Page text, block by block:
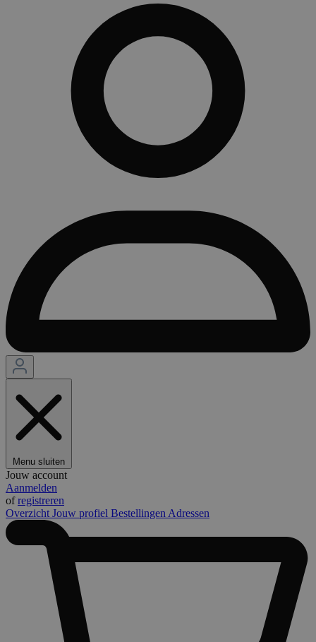
Menu sluiten
Jouw account
Aanmelden
ofregistreren
Overzicht Jouw profiel Bestellingen Adressen